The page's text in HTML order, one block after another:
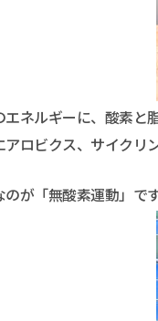
ネルギーに、酸素と
ロビクス、サイク
が「無酸素運動」です